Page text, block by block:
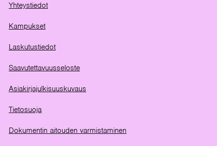
Yhteystiedot
Kampukset
Laskutustiedot
Saavutettavuusseloste
Asiakirjajulkisuuskuvaus
Tietosuoja
Dokumentin aitouden varmistaminen